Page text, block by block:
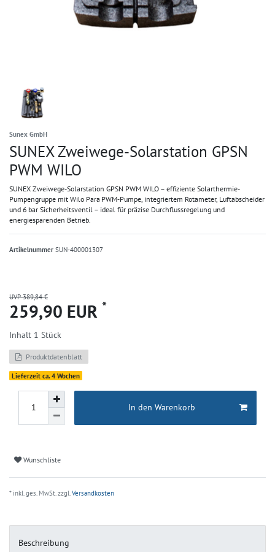
Sunex GmbH
SUNEX Zweiwege-Solarstation GPSN
PWM WILO
SUNEX Zweiwege‑Solarstation GPSN PWM WILO – effiziente Solarthermie-
Pumpengruppe mit Wilo Para PWM‐Pumpe, integriertem Rotameter, Luftabscheider
und 6 bar Sicherheitsventil – ideal für präzise Durchflussregelung und
energiesparenden Betrieb.
Artikelnummer SUN-400001307
UVP 389,84 €
259,90 EUR *
Inhalt 1 Stück
Produktdatenblatt
Lieferzeit ca. 4 Wochen
In den Warenkorb
Wunschliste
* inkl. ges. MwSt. zzgl. Versandkosten
Beschreibung